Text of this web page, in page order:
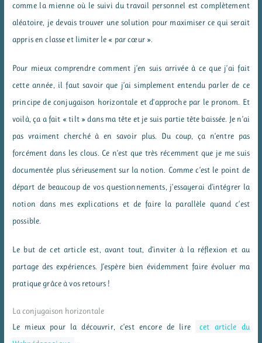
comme la mienne où le suivi du travail personnel est complètement
aléatoire, je devais trouver une solution pour maximiser ce qui serait
appris en classe et limiter le « par cœur ».
Pour mieux comprendre comment j’en suis arrivée à ce que j’ai fait
cette année, il faut savoir que j’ai simplement entendu parler de ce
principe de conjugaison horizontale et d’approche par le pronom. Et
voilà, ça a fait « tilt » dans ma tête et je suis partie tête baissée. Je n’ai
pas vraiment cherché à en savoir plus. Du coup, ça n’entre pas
forcément dans les clous. Ce n’est que très récemment que je me suis
documentée plus sérieusement sur la notion. Comme c’est le point de
départ de beaucoup de vos questionnements, j’essayerai d’intégrer la
notion dans mes explications et de faire la parallèle quand c’est
possible.
Le but de cet article est, avant tout, d’inviter à la réflexion et au
partage des expériences. J’espère bien évidemment faire évoluer ma
pratique grâce à vos retours !
La conjugaison horizontale
Le mieux pour la découvrir, c’est encore de lire
cet article du